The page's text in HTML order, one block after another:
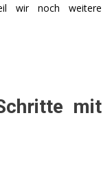
wir noch weitere
mit